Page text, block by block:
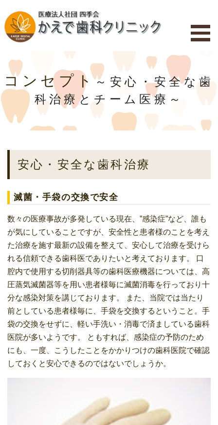
コンセプト～安心・安全な歯
科治療とチーム医療～
安心・安全な歯科治療
滅菌・手袋の交換で安全
数々の医療事故が多発している現在、”感染症”など、誰も
が気にしていることですが、安全性と患者様のことを考え
た治療を施す最新の設備を整えて、安心して治療を受けら
れる信頼できる歯科医でありたいと考えております。 口
腔内で使用する切削器具等の歯科医療機器については、高
圧蒸気滅菌器等を用い患者様毎に滅菌消毒を行っており十
分な感染対策を講じております。 また、当院では当たり
前としている患者様毎に、手袋を交換するということ。手
袋の交換をせずに、軽い手洗い・消毒で済ましている歯科
医院が多いようです。 ともすれば、感染症の予防のため
にも、一度、こうしたことをかかりつけの歯科医院で確認
しておくと安心できるのではないでしょうか。